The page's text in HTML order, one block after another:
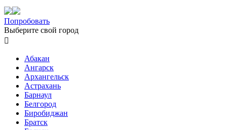
Попробовать
Выберите свой город

Абакан
Ангарск
Архангельск
Астрахань
Барнаул
Белгород
Биробиджан
Братск